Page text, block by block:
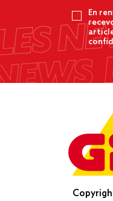
En